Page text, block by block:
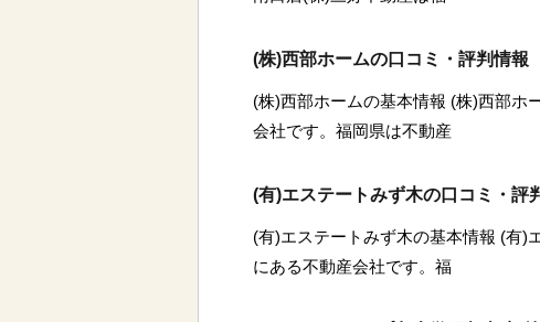
(株)西部ホームの口コミ・評判情報
(株)西部ホームの基本情報 (株)西部ホ
会社です。福岡県は不動産
(有)エステートみず木の口コミ・評
(有)エステートみず木の基本情報 (有)
にある不動産会社です。福